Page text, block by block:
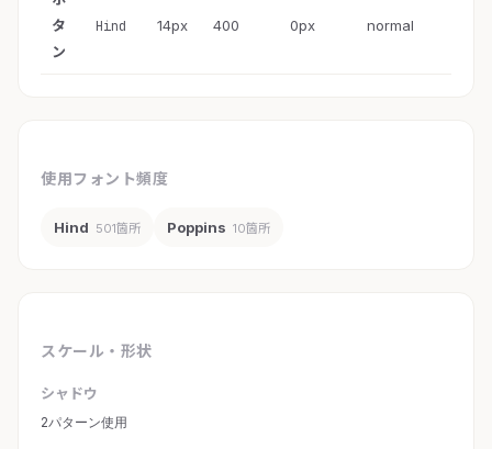
タ
ン
Hind 14px 400 0px normal
使用フォント頻度
Hind 501箇所 Poppins 10箇所
スケール・形状
シャドウ
2パターン使用